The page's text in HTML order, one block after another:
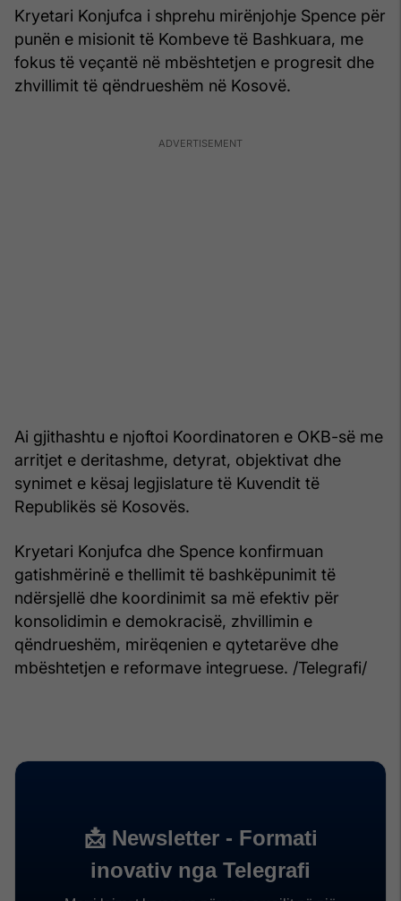
Kryetari Konjufca i shprehu mirënjohje Spence për
punën e misionit të Kombeve të Bashkuara, me
fokus të veçantë në mbështetjen e progresit dhe
zhvillimit të qëndrueshëm në Kosovë.
Ai gjithashtu e njoftoi Koordinatoren e OKB-së me
arritjet e deritashme, detyrat, objektivat dhe
synimet e kësaj legjislature të Kuvendit të
Republikës së Kosovës.
Kryetari Konjufca dhe Spence konfirmuan
gatishmërinë e thellimit të bashkëpunimit të
ndërsjellë dhe koordinimit sa më efektiv për
konsolidimin e demokracisë, zhvillimin e
qëndrueshëm, mirëqenien e qytetarëve dhe
mbështetjen e reformave integruese. /Telegrafi/